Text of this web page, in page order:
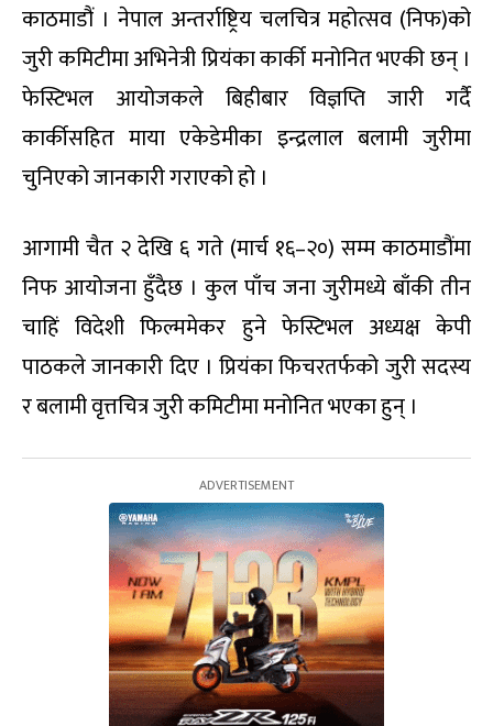
काठमाडौं । नेपाल अन्तर्राष्ट्रिय चलचित्र महोत्सव (निफ)को
जुरी कमिटीमा अभिनेत्री प्रियंका कार्की मनोनित भएकी छन् ।
फेस्टिभल आयोजकले बिहीबार विज्ञप्ति जारी गर्दै
कार्कीसहित माया एकेडेमीका इन्द्रलाल बलामी जुरीमा
चुनिएको जानकारी गराएको हो ।
आगामी चैत २ देखि ६ गते (मार्च १६–२०) सम्म काठमाडौंमा
निफ आयोजना हुँदैछ । कुल पाँच जना जुरीमध्ये बाँकी तीन
चाहिं विदेशी फिल्ममेकर हुने फेस्टिभल अध्यक्ष केपी
पाठकले जानकारी दिए । प्रियंका फिचरतर्फको जुरी सदस्य
र बलामी वृत्तचित्र जुरी कमिटीमा मनोनित भएका हुन् ।